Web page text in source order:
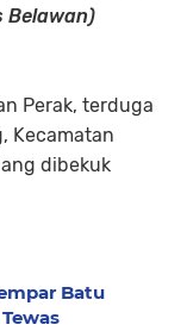
Belawan)
Perak, terduga
Kecamatan
dibekuk
Batu